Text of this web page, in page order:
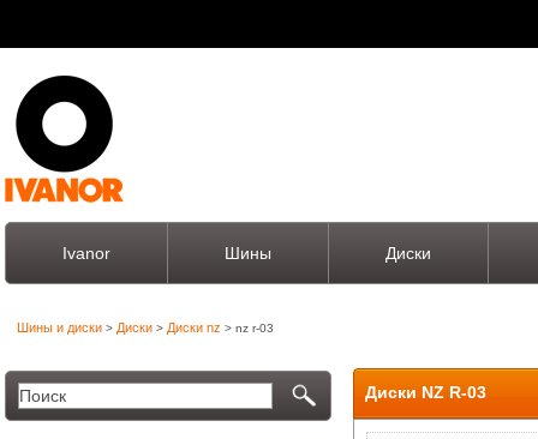
Ivanor Шины Диски
Шины и диски > Диски > Диски nz > nz r-03
Диски NZ R-03